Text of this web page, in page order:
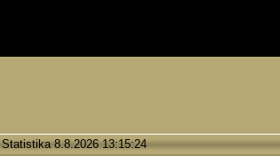
Statistika 8.8.2026 13:15:24